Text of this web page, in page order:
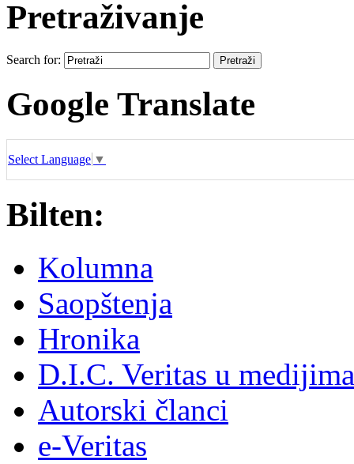
Pretraživanje
Search for:
Google Translate
Select Language ▼
Bilten:
Kolumna
Saopštenja
Hronika
D.I.C. Veritas u medijima
Autorski članci
e-Veritas